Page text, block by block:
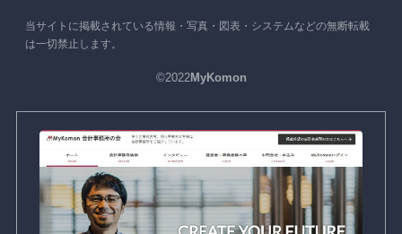
当サイトに掲載されている情報・写真・図表・システムなどの無断転載
は一切禁止します。
©2022MyKomon